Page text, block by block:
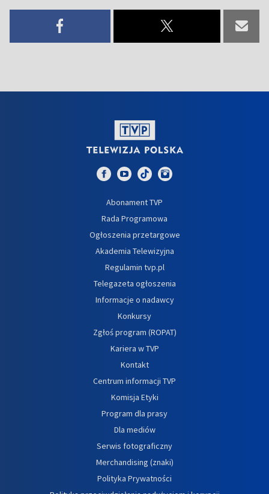
Abonament TVP
Rada Programowa
Ogłoszenia przetargowe
Akademia Telewizyjna
Regulamin tvp.pl
Telegazeta ogłoszenia
Informacje o nadawcy
Konkursy
Zgłoś program (ROPAT)
Kariera w TVP
Kontakt
Centrum informacji TVP
Komisja Etyki
Program dla prasy
Dla mediów
Serwis fotograficzny
Merchandising (znaki)
Polityka Prywatności